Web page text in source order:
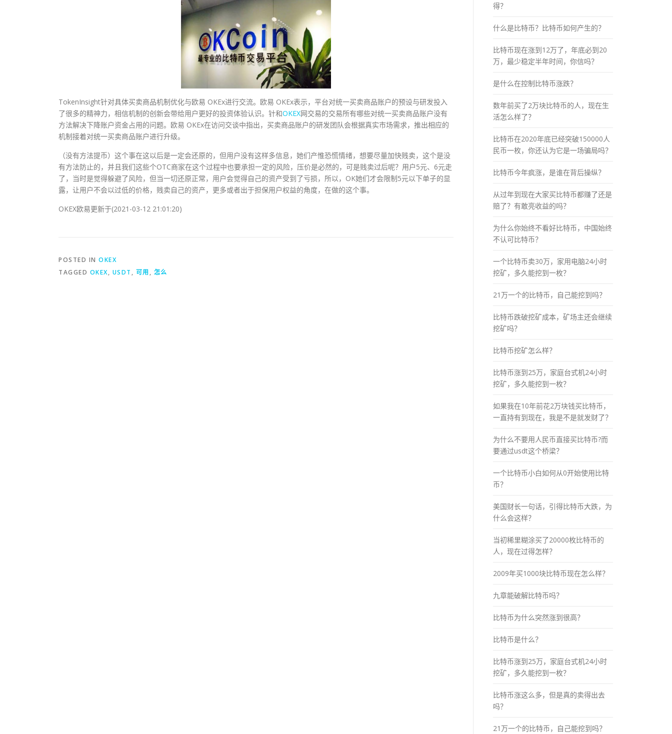
TokenInsight针对具体买卖商品机制优化与欧易 OKEx进行交流。欧易 OKEx表示，平台对统一买卖商品账户的预设与研发投入
了很多的精神力，相信机制的创新会带给用户更好的投资体验认识。针和OKEX网交易的交易所有哪些对统一买卖商品账户没有
方法解决下降账户资金占用的问题。欧易 OKEx在访问交谈中指出，买卖商品账户的研发团队会根据真实市场需求，推出相应的
机制接着对统一买卖商品账户进行升级。
（没有方法提币）这个事在这以后是一定会还原的，但用户没有这样多信息，她们产惟恐慌情绪，想要尽量加快贱卖，这个是没
有方法防止的，并且我们这些个OTC商家在这个过程中也要承担一定的风险，压价是必然的，可是贱卖过后呢？用户5元、6元走
了，当时是觉得躲避了风险，但当一切还原正常，用户会觉得自己的资产受到了亏损，所以，OK她们才会限制5元以下单子的显
露，让用户不会以过低的价格，贱卖自己的资产，更多或者出于担保用户权益的角度，在做的这个事。
OKEX欧易更新于(2021-03-12 21:01:20)
POSTED IN OKEX
TAGGED OKEX, USDT , 可用 , 怎么
得？
什么是比特币？比特币如何产生的？
比特币现在涨到12万了，年底必到20
万，最少稳定半年时间，你信吗？
是什么在控制比特币涨跌？
数年前买了2万块比特币的人，现在生
活怎么样了？
比特币在2020年底已经突破150000人
民币一枚，你还认为它是一场骗局吗？
比特币今年疯涨，是谁在背后操纵？
从过年到现在大家买比特币都赚了还是
赔了？有敢亮收益的吗？
为什么你始终不看好比特币，中国始终
不认可比特币？
一个比特币卖30万，家用电脑24小时
挖矿，多久能挖到一枚？
21万一个的比特币，自己能挖到吗？
比特币跌破挖矿成本，矿场主还会继续
挖矿吗？
比特币挖矿怎么样？
比特币涨到25万，家庭台式机24小时
挖矿，多久能挖到一枚？
如果我在10年前花2万块钱买比特币，
一直持有到现在，我是不是就发财了？
为什么不要用人民币直接买比特币?而
要通过usdt这个桥梁？
一个比特币小白如何从0开始使用比特
币？
美国财长一句话，引得比特币大跌，为
什么会这样？
当初稀里糊涂买了20000枚比特币的
人，现在过得怎样？
2009年买1000块比特币现在怎么样？
九章能破解比特币吗？
比特币为什么突然涨到很高？
比特币是什么？
比特币涨到25万，家庭台式机24小时
挖矿，多久能挖到一枚？
比特币涨这么多，但是真的卖得出去
吗？
21万一个的比特币，自己能挖到吗？